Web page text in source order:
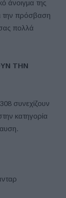
άνοιγμα της
την πρόσβαση
πολλά
ΤΗΝ
συνεχίζουν
κατηγορία